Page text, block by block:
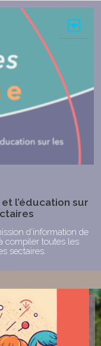
l’éducation sur
d’information de
compiler toutes les
sectaires.